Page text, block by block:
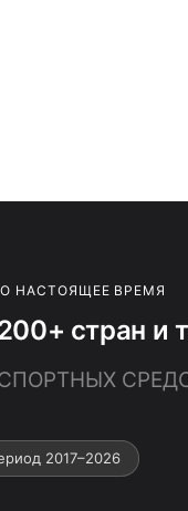
НАСТОЯЩЕЕ ВРЕМЯ
стран и
2017–2026